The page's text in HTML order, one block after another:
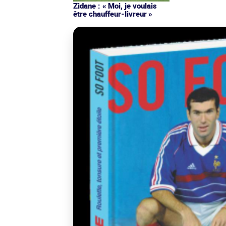
Zidane : « Moi, je voulais
être chauffeur-livreur »